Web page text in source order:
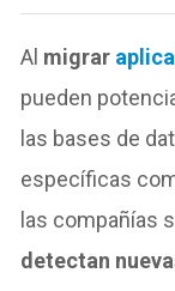
Al migrar
pueden
las bases de
específicas
las compañías
detectan